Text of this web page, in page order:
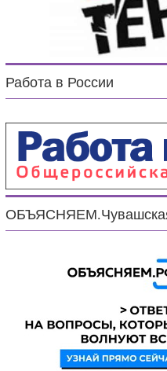
Работа в России